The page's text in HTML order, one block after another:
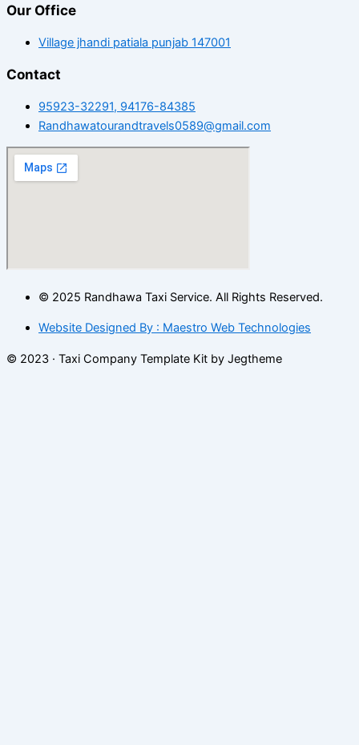
Our Office
Village jhandi patiala punjab 147001
Contact
95923-32291, 94176-84385
Randhawatourandtravels0589@gmail.com
© 2025 Randhawa Taxi Service. All Rights Reserved.
Website Designed By : Maestro Web Technologies
© 2023 · Taxi Company Template Kit by Jegtheme